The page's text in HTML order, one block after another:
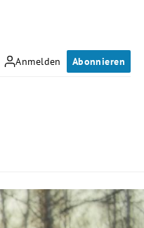
Anmelden Abonnieren